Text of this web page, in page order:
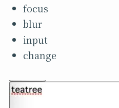
focus
blur
input
change